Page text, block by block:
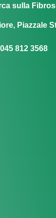
sulla
Piazzale
812 3568